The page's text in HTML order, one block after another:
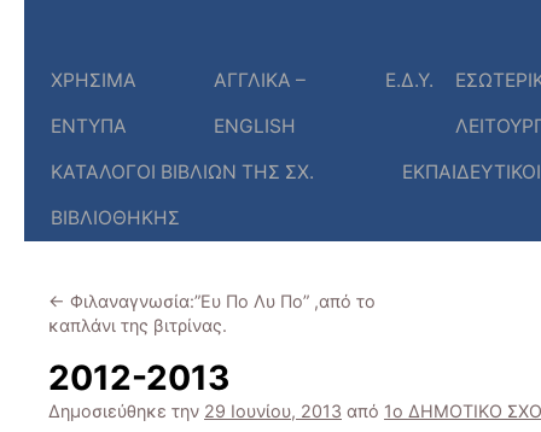
ΧΡΗΣΙΜΑ
ΕΝΤΥΠΑ
ΑΓΓΛΙΚΑ –
ENGLISH
Ε.Δ.Υ.
ΚΑΤΑΛΟΓΟΙ ΒΙΒΛΙΩΝ ΤΗΣ ΣΧ.
ΒΙΒΛΙΟΘΗΚΗΣ
ΕΚΠΑΙΔΕΥΤΙΚΟΙ
← Φιλαναγνωσία:”Ευ Πο Λυ Πο” ,από το
καπλάνι της βιτρίνας.
2012-2013
Δημοσιεύθηκε την 29 Ιουνίου, 2013 από 1ο ΔΗΜΟΤΙΚΟ